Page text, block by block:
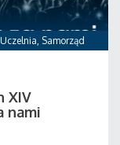
Uczelnia, Samorząd
XIV
nami